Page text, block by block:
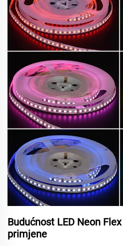
Budućnost LED Neon
primjene